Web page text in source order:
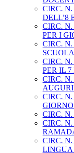
CIRC.
DELL’8
CIRC.
PER I
CIRC.
CIRC.
PER IL
CIRC.
CIRC.
CIRC.
CIRC.
CIRC.
LINGUA